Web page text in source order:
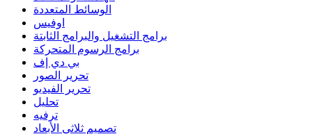
الوسائط المتعددة
اوفيس
برامج التشغيل والبرامج الثابتة
برامج الرسوم المتحركة
بي دي إف
تحرير الصور
تحرير الفيديو
تحليل
ترفيه
تصميم ثلاثي الأبعاد